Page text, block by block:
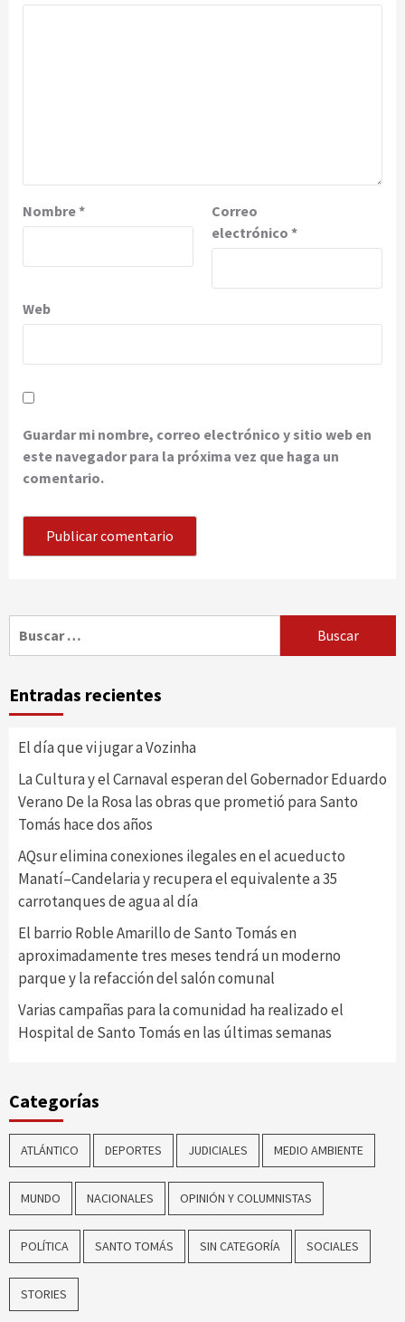
Nombre*
Correo
electrónico *
Web
Guardar mi nombre, correo electrónico y sitio web en
este navegador para la próxima vez que haga un
comentario.
Entradas recientes
El día que vi jugar a Vozinha
La Cultura y el Carnaval esperan del Gobernador Eduardo
Verano De la Rosa las obras que prometió para Santo
Tomás hace dos años
AQsur elimina conexiones ilegales en el acueducto
Manatí–Candelaria y recupera el equivalente a 35
carrotanques de agua al día
El barrio Roble Amarillo de Santo Tomás en
aproximadamente tres meses tendrá un moderno
parque y la refacción del salón comunal
Varias campañas para la comunidad ha realizado el
Hospital de Santo Tomás en las últimas semanas
Categorías
ATLÁNTICO DEPORTES JUDICIALES MEDIO AMBIENTE
MUNDO NACIONALES OPINIÓN Y COLUMNISTAS
POLÍTICA SANTO TOMÁS SIN CATEGORÍA SOCIALES
STORIES